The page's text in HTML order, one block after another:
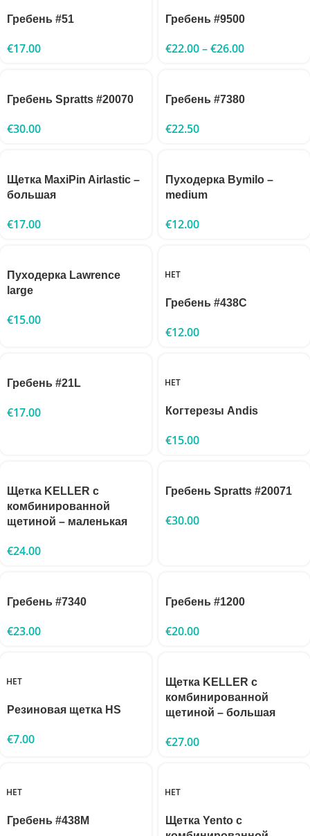
Гребень #51
€17.00
Гребень #9500
€22.00–€26.00
Гребень Spratts #20070
€30.00
Гребень #7380
€22.50
Щетка MaxiPin Airlastic –
большая
€17.00
Пуходерка Bymilo –
medium
€12.00
Пуходерка Lawrence
large
€15.00
НЕТ
Гребень #438C
€12.00
Гребень #21L
€17.00
НЕТ
Когтерезы Andis
€15.00
Щетка KELLER с
комбинированной
щетиной – маленькая
€24.00
Гребень Spratts #20071
€30.00
Гребень #7340
€23.00
Гребень #1200
€20.00
НЕТ
Резиновая щетка HS
€7.00
Щетка KELLER с
комбинированной
щетиной – большая
€27.00
НЕТ
Гребень #438M
НЕТ
Щетка Yento с